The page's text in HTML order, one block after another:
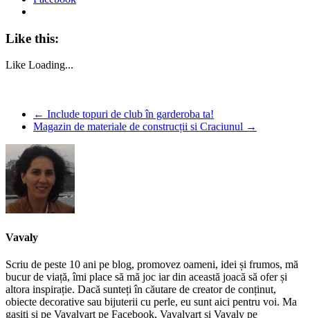
Like this:
Like Loading...
← Include topuri de club în garderoba ta!
Magazin de materiale de construcții si Craciunul →
Vavaly
Scriu de peste 10 ani pe blog, promovez oameni, idei și frumos, mă
bucur de viață, îmi place să mă joc iar din această joacă să ofer și
altora inspirație. Dacă sunteți în căutare de creator de conținut,
obiecte decorative sau bijuterii cu perle, eu sunt aici pentru voi. Ma
gasiti si pe Vavalyart pe Facebook, Vavalyart si Vavaly pe